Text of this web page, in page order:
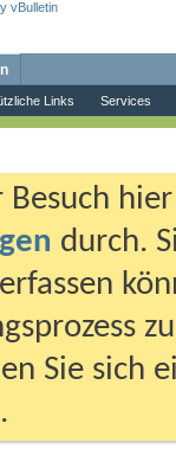
Links Services
durch.
Sie sich